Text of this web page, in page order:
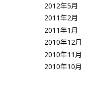
2012年5月
2011年2月
2011年1月
2010年12月
2010年11月
2010年10月